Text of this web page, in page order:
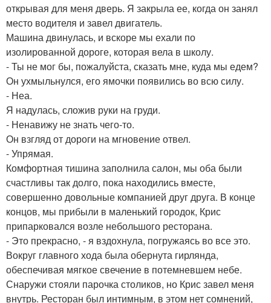
открывая для меня дверь. Я закрыла ее, когда он занял
место водителя и завел двигатель.
Машина двинулась, и вскоре мы ехали по
изолированной дороге, которая вела в школу.
- Ты не мог бы, пожалуйста, сказать мне, куда мы едем?
Он ухмыльнулся, его ямочки появились во всю силу.
- Неа.
Я надулась, сложив руки на груди.
- Ненавижу не знать чего-то.
Он взгляд от дороги на мгновение отвел.
- Упрямая.
Комфортная тишина заполнила салон, мы оба были
счастливы так долго, пока находились вместе,
совершенно довольные компанией друг друга. В конце
концов, мы прибыли в маленький городок, Крис
припарковался возле небольшого ресторана.
- Это прекрасно, - я вздохнула, погружаясь во все это.
Вокруг главного хода была обернута гирлянда,
обеспечивая мягкое свечение в потемневшем небе.
Снаружи стояли парочка столиков, но Крис завел меня
внутрь. Ресторан был интимным, в этом нет сомнений,